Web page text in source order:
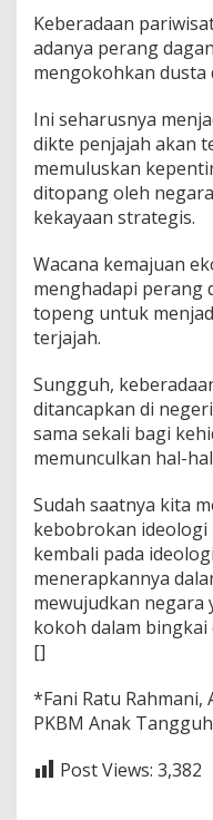
Keberadaan
adanya perang
mengokohkan dusta
Ini seharusnya
dikte penjajah akan
memuluskan
ditopang oleh
kekayaan strategis.
Wacana kemajuan
menghadapi perang
topeng untuk
terjajah.
Sungguh,
ditancapkan di
sama sekali bagi
memunculkan hal-
Sudah saatnya kita
kebobrokan ideologi
kembali pada
menerapkannya
mewujudkan negara
kokoh dalam bingkai
[]
*Fani Ratu Rahmani,
PKBM Anak
Post Views: 3,382